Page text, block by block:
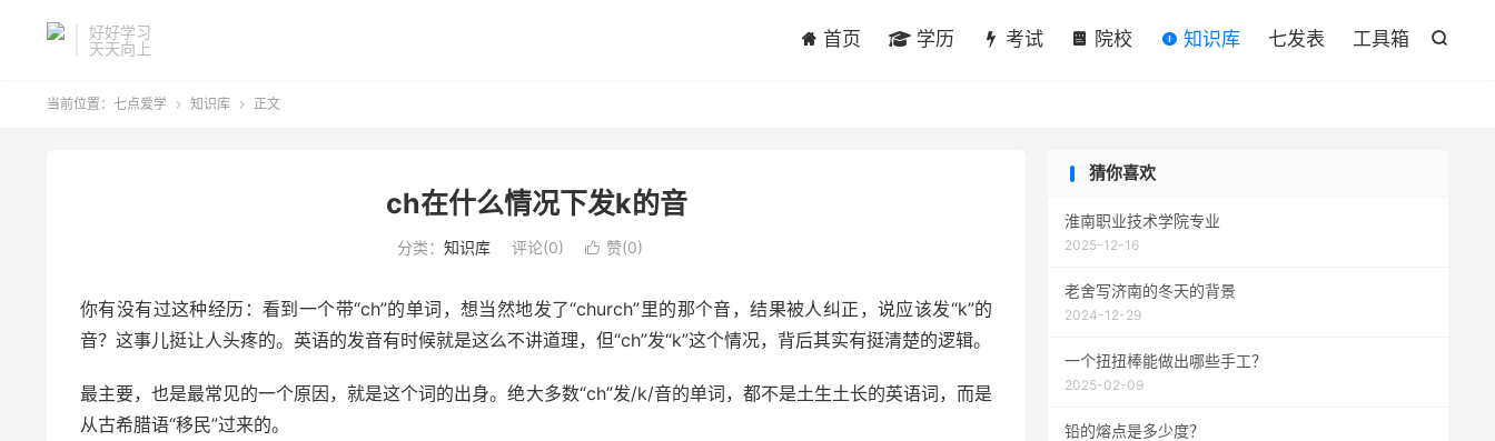
好好学习
天天向上

首页 学历 考试 院校 知识库 七发表 工具箱
当前位置： 七点爱学  知识库  正文
ch在什么情况下发k的音
分类： 知识库 评论(0)  赞(0)
你有没有过这种经历：看到一个带“ch”的单词，想当然地发了“church”里的那个音，结果被人纠正，说应该发“k”的
音？这事儿挺让人头疼的。英语的发音有时候就是这么不讲道理，但“ch”发“k”这个情况，背后其实有挺清楚的逻辑。
最主要，也是最常见的一个原因，就是这个词的出身。绝大多数“ch”发/k/音的单词，都不是土生土长的英语词，而是
从古希腊语“移民”过来的。
猜你喜欢
淮南职业技术学院专业
2025-12-16
老舍写济南的冬天的背景
2024-12-29
一个扭扭棒能做出哪些手工？
2025-02-09
铅的熔点是多少度？